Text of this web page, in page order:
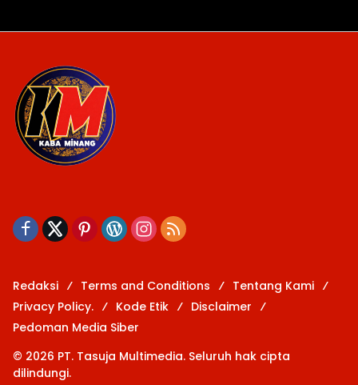
Redaksi Terms and Conditions
Tentang Kami
Privacy Policy.
Kode Etik
Disclaimer
Pedoman Media Siber
© 2026 PT. Tasuja Multimedia. Seluruh hak cipta
dilindungi.